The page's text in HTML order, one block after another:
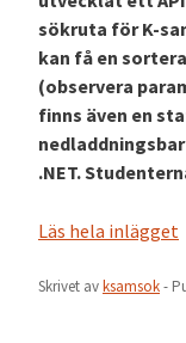
sökruta för K-
kan få en
(observera
finns även en
.NET.
Läs hela inlägget
Skrivet avksamsok-